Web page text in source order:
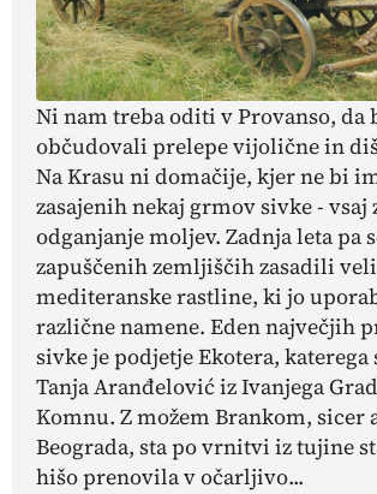
Ni nam treba oditi v Provanso, da
občudovali prelepe vijolične in
Na Krasu ni domačije, kjer ne bi
zasajenih nekaj grmov sivke - vsaj
odganjanje moljev. Zadnja leta pa
zapuščenih zemljiščih zasadili
mediteranske rastline, ki jo
različne namene. Eden največjih
sivke je podjetje Ekotera, katerega
Tanja Aranđelović iz Ivanjega
Komnu. Z možem Brankom, sicer
Beograda, sta po vrnitvi iz tujine
hišo prenovila v očarljivo...